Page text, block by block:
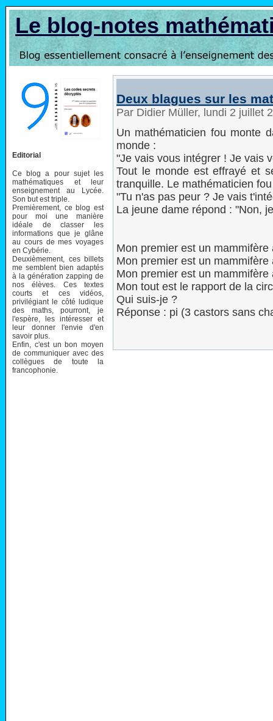
Le blog-notes
Editorial
Ce blog a pour sujet les
mathématiques et leur
enseignement au Lycée.
Son but est triple.
Premièrement, ce blog est
pour moi une manière
idéale de classer les
informations que je glâne
au cours de mes voyages
en Cybérie.
Deuxièmement, ces billets
me semblent bien adaptés
à la génération zapping de
nos élèves. Ces textes
courts et ces vidéos,
privilégiant le côté ludique
des maths, pourront, je
l'espère, les intéresser et
leur donner l'envie d'en
savoir plus.
Enfin, c'est un bon moyen
de communiquer avec des
collègues de toute la
francophonie.
Deux blagues sur les
Par Didier Müller, lundi 2 juillet
Un mathématicien fou monte
monde :
"Je vais vous intégrer ! Je vais
Tout le monde est effrayé et
tranquille. Le mathématicien
"Tu n'as pas peur ? Je vais
La jeune dame répond : "Non,
Mon premier est un
Mon premier est un
Mon premier est un
Mon tout est le rapport de la
Qui suis-je ?
Réponse : pi (3 castors sans